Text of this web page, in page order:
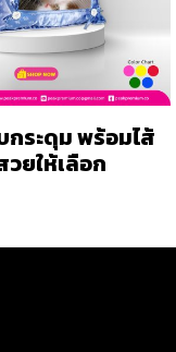
ระดุม พร้อมไส้
ยให้เลือก